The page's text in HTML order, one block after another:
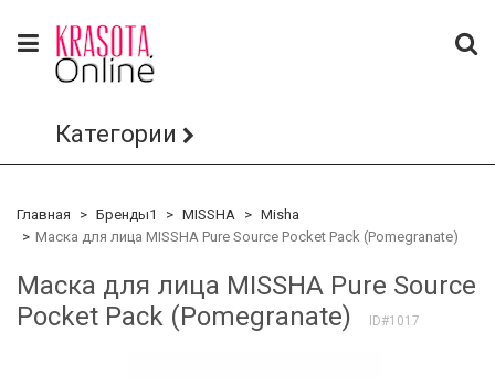
Категории
Главная Бренды1 MISSHA
Misha
Маска для лица MISSHA Pure Source Pocket Pack (Pomegranate)
Маска для лица MISSHA Pure Source
Pocket Pack (Pomegranate)
ID#1017